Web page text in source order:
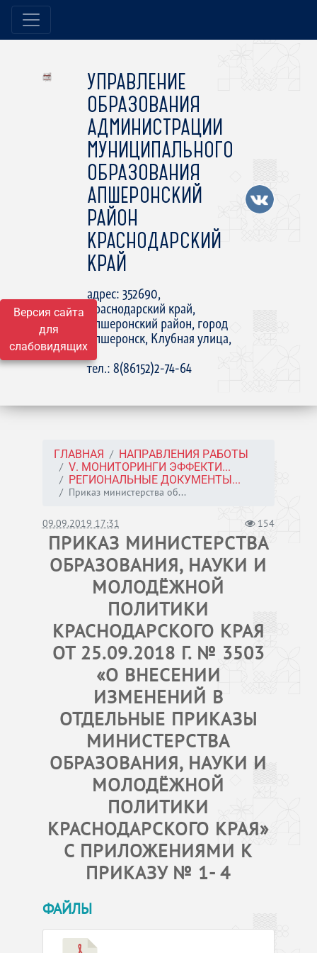
Версия сайта
для
слабовидящих
УПРАВЛЕНИЕ
ОБРАЗОВАНИЯ
АДМИНИСТРАЦИИ
МУНИЦИПАЛЬНОГО
ОБРАЗОВАНИЯ
АПШЕРОНСКИЙ
РАЙОН
КРАСНОДАРСКИЙ
КРАЙ
адрес: 352690,
Краснодарский край,
Апшеронский район, город
Апшеронск, Клубная улица,
15
тел.: 8(86152)2-74-64
ГЛАВНАЯ
НАПРАВЛЕНИЯ РАБОТЫ
V. МОНИТОРИНГИ ЭФФЕКТИ...
РЕГИОНАЛЬНЫЕ ДОКУМЕНТЫ...
Приказ министерства об...
09.09.2019 17:31 154
ПРИКАЗ МИНИСТЕРСТВА
ОБРАЗОВАНИЯ, НАУКИ И
МОЛОДЁЖНОЙ
ПОЛИТИКИ
КРАСНОДАРСКОГО КРАЯ
ОТ 25.09.2018 Г. № 3503
«О ВНЕСЕНИИ
ИЗМЕНЕНИЙ В
ОТДЕЛЬНЫЕ ПРИКАЗЫ
МИНИСТЕРСТВА
ОБРАЗОВАНИЯ, НАУКИ И
МОЛОДЁЖНОЙ
ПОЛИТИКИ
КРАСНОДАРСКОГО КРАЯ»
С ПРИЛОЖЕНИЯМИ К
ПРИКАЗУ № 1- 4
ФАЙЛЫ